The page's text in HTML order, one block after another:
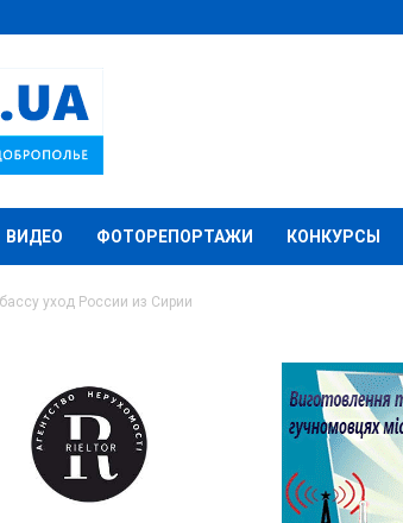
ВИДЕО ФОТОРЕПОРТАЖИ КОНКУРСЫ
уход России из Сирии
уход